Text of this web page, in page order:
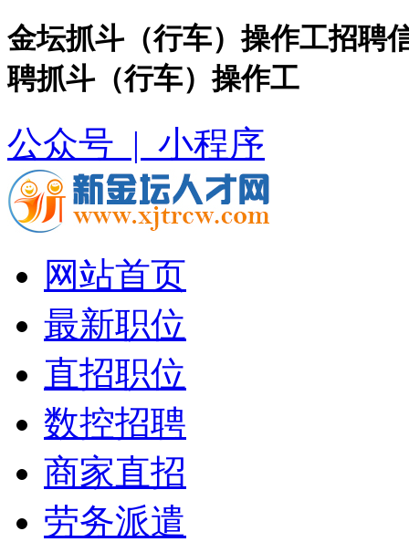
金坛抓斗（行车）操作工招聘
聘抓斗（行车）操作工
公众号 | 小程序
网站首页
最新职位
直招职位
数控招聘
商家直招
劳务派遣